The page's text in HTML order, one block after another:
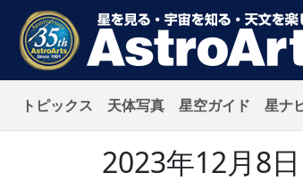
トピックス 天体写真 星空ガイド 星ナ
2023年12月8